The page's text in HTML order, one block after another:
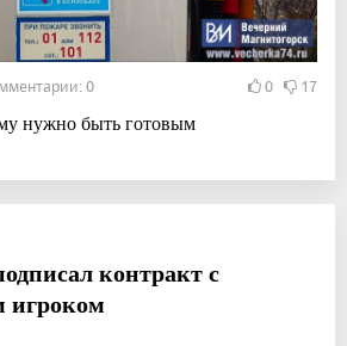
0 0 17
нужно быть готовым
контракт с
игроком